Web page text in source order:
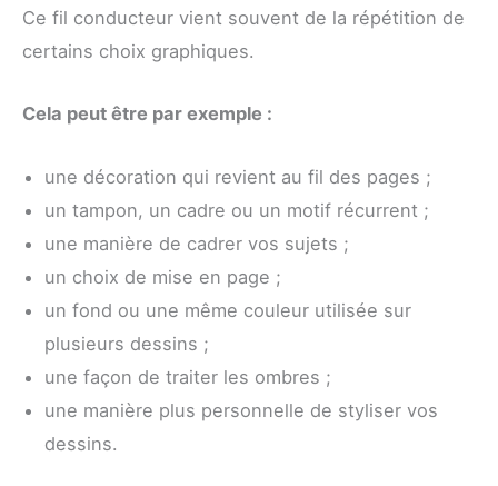
Ce fil conducteur vient souvent de la répétition de
certains choix graphiques.
Cela peut être par exemple :
une décoration qui revient au fil des pages ;
un tampon, un cadre ou un motif récurrent ;
une manière de cadrer vos sujets ;
un choix de mise en page ;
un fond ou une même couleur utilisée sur
plusieurs dessins ;
une façon de traiter les ombres ;
une manière plus personnelle de styliser vos
dessins.